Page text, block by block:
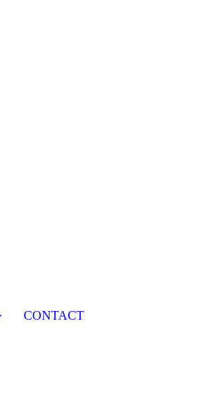
CONTACT